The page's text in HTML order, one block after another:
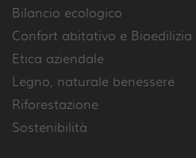
Bilancio ecologico
Confort abitativo e Bioedilizia
Etica aziendale
Legno, naturale benessere
Riforestazione
Sostenibilità